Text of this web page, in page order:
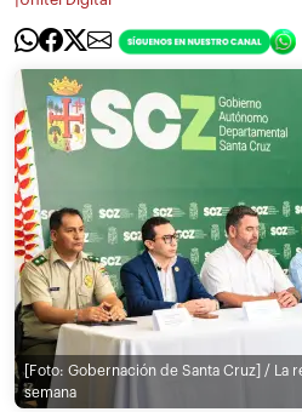
[Foto: Gobernación de Santa Cruz] / La
semana